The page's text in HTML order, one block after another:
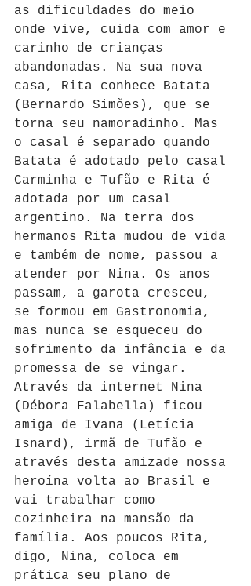
as dificuldades do meio
onde vive, cuida com amor e
carinho de crianças
abandonadas. Na sua nova
casa, Rita conhece Batata
(Bernardo Simões), que se
torna seu namoradinho. Mas
o casal é separado quando
Batata é adotado pelo casal
Carminha e Tufão e Rita é
adotada por um casal
argentino. Na terra dos
hermanos Rita mudou de vida
e também de nome, passou a
atender por Nina. Os anos
passam, a garota cresceu,
se formou em Gastronomia,
mas nunca se esqueceu do
sofrimento da infância e da
promessa de se vingar.
Através da internet Nina
(Débora Falabella) ficou
amiga de Ivana (Letícia
Isnard), irmã de Tufão e
através desta amizade nossa
heroína volta ao Brasil e
vai trabalhar como
cozinheira na mansão da
família. Aos poucos Rita,
digo, Nina, coloca em
prática seu plano de